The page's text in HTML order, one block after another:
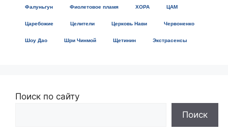
Фалуньгун Фиолетовое пламя ХОРА ЦАМ
Царебожие Целители Церковь Нави Червоненко
Шоу Дао Шри Чинмой Щетинин Экстрасенсы
Поиск по сайту
Поиск